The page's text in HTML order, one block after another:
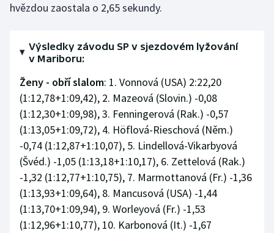
Ragby
Rychlobruslení
Short track
Sportovní střelba
Stolní tenis
Triatlon
Veslování
hvězdou zaostala o 2,65 sekundy.
Výsledky závodu SP v sjezdovém lyžování
v Mariboru:
Ženy - obří slalom: 1. Vonnová (USA) 2:22,20
(1:12,78+1:09,42), 2. Mazeová (Slovin.) -0,08
(1:12,30+1:09,98), 3. Fenningerová (Rak.) -0,57
(1:13,05+1:09,72), 4. Höflová-Rieschová (Něm.)
-0,74 (1:12,87+1:10,07), 5. Lindellová-Vikarbyová
(Švéd.) -1,05 (1:13,18+1:10,17), 6. Zettelová (Rak.)
-1,32 (1:12,77+1:10,75), 7. Marmottanová (Fr.) -1,36
(1:13,93+1:09,64), 8. Mancusová (USA) -1,44
(1:13,70+1:09,94), 9. Worleyová (Fr.) -1,53
(1:12,96+1:10,77), 10. Karbonová (It.) -1,67